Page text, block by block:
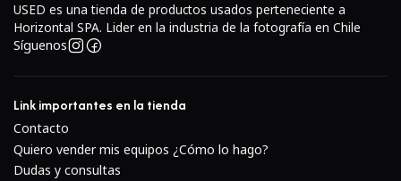
USED es una tienda de productos usados perteneciente a
Horizontal SPA. Lider en la industria de la fotografía en Chile
Síguenos
Link importantes en la tienda
Contacto
Quiero vender mis equipos ¿Cómo lo hago?
Dudas y consultas